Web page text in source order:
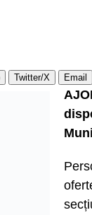
Twitter/X Email